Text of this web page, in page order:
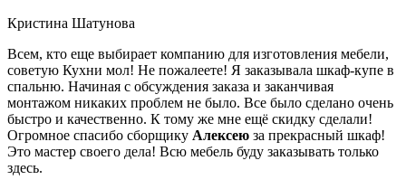
Кристина Шатунова
Всем, кто еще выбирает компанию для изготовления мебели,
советую Кухни мол! Не пожалеете! Я заказывала шкаф-купе в
спальню. Начиная с обсуждения заказа и заканчивая
монтажом никаких проблем не было. Все было сделано очень
быстро и качественно. К тому же мне ещё скидку сделали!
Огромное спасибо сборщику Алексею за прекрасный шкаф!
Это мастер своего дела! Всю мебель буду заказывать только
здесь.